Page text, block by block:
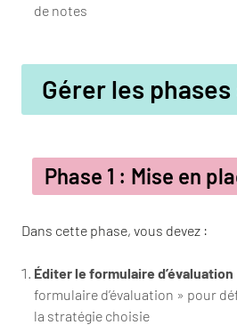
de notes
Gérer les
Phase 1 : Mise en
Dans cette phase, vous devez :
Éditer le formulaire d’évaluation
formulaire d’évaluation » pour
la stratégie choisie